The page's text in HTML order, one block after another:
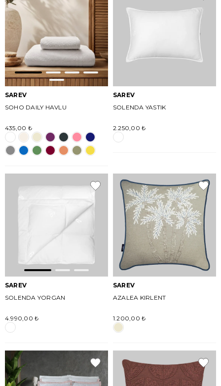
SAREV
SOHO DAILY HAVLU
435,00 ₺
SAREV
SOLENDA YASTIK
2.250,00 ₺
SAREV
SOLENDA YORGAN
4.990,00 ₺
SAREV
AZALEA KIRLENT
1.200,00 ₺